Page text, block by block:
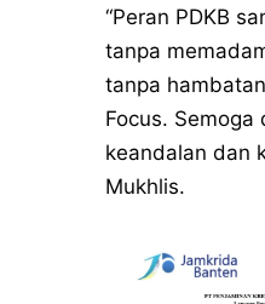
“Peran PDKB
tanpa
tanpa
Focus.
keandalan dan
Mukhlis.